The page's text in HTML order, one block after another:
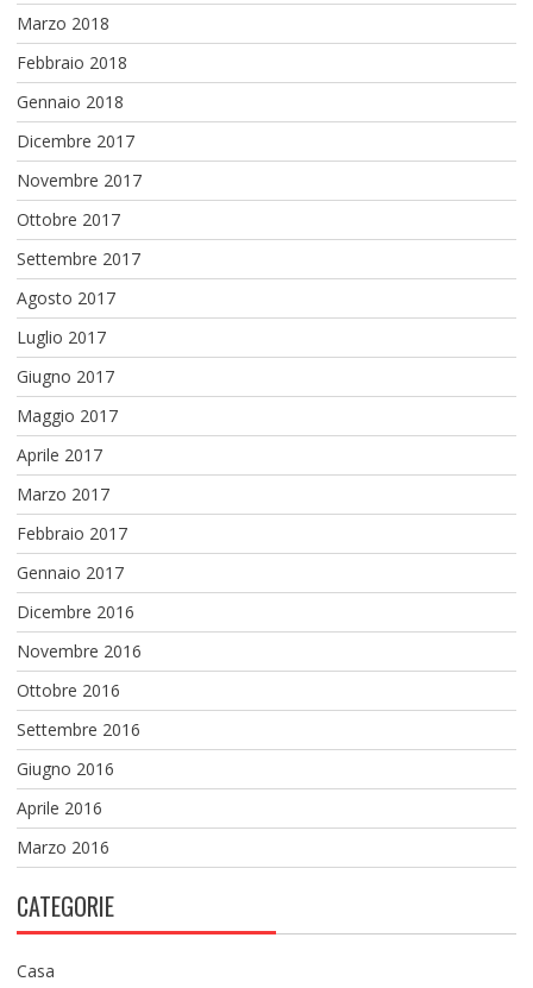
Marzo 2018
Febbraio 2018
Gennaio 2018
Dicembre 2017
Novembre 2017
Ottobre 2017
Settembre 2017
Agosto 2017
Luglio 2017
Giugno 2017
Maggio 2017
Aprile 2017
Marzo 2017
Febbraio 2017
Gennaio 2017
Dicembre 2016
Novembre 2016
Ottobre 2016
Settembre 2016
Giugno 2016
Aprile 2016
Marzo 2016
CATEGORIE
Casa